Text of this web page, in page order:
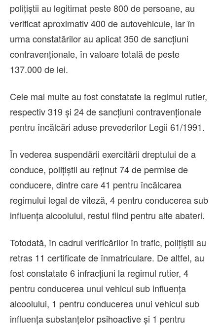
polițiștii au legitimat peste 800 de persoane, au
verificat aproximativ 400 de autovehicule, iar în
urma constatărilor au aplicat 350 de sancțiuni
contravenționale, în valoare totală de peste
137.000 de lei.
Cele mai multe au fost constatate la regimul rutier,
respectiv 319 și 24 de sancțiuni contravenționale
pentru încălcări aduse prevederilor Legii 61/1991.
În vederea suspendării exercitării dreptului de a
conduce, polițiștii au reținut 74 de permise de
conducere, dintre care 41 pentru încălcarea
regimului legal de viteză, 4 pentru conducerea sub
influența alcoolului, restul fiind pentru alte abateri.
Totodată, în cadrul verificărilor în trafic, polițiștii au
retras 11 certificate de înmatriculare. De altfel, au
fost constatate 6 infracțiuni la regimul rutier, 4
pentru conducerea unui vehicul sub influența
alcoolului, 1 pentru conducerea unui vehicul sub
influența substanțelor psihoactive și 1 pentru